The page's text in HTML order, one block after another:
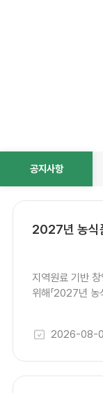
공지사항
2027년 농식
지역원료 기반
위해「2027년 농
200백만원(도비 21,
2026-08-